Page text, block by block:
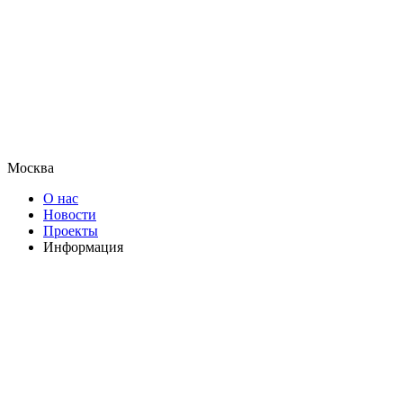
Москва
О нас
Новости
Проекты
Информация